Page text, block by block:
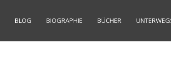
BLOG BIOGRAPHIE BÜCHER